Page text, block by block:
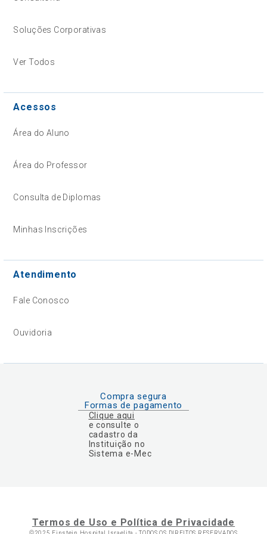
Soluções Corporativas
Ver Todos
Acessos
Área do Aluno
Área do Professor
Consulta de Diplomas
Minhas Inscrições
Atendimento
Fale Conosco
Ouvidoria
Compra segura
Formas de pagamento
Clique aqui
e consulte o
cadastro da
Instituição no
Sistema e-Mec
Termos de Uso e Política de Privacidade